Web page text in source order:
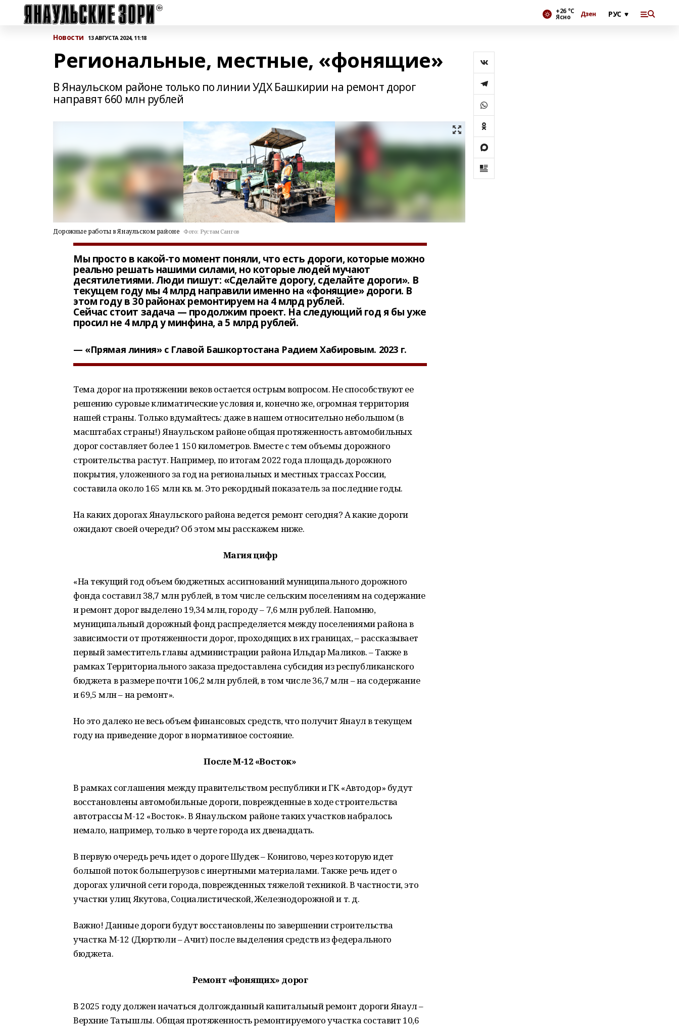
+26 °С
Ясно Дзен
Новости 13 АВГУСТА 2024, 11:18
Региональные, местные, «фонящие»
В Янаульском районе только по линии УДХ Башкирии на ремонт дорог
направят 660 млн рублей
Дорожные работы в Янаульском районе Фото: Рустам Сангов
Мы просто в какой-то момент поняли, что есть дороги, которые можно
реально решать нашими силами, но которые людей мучают
десятилетиями. Люди пишут: «Сделайте дорогу, сделайте дороги». В
текущем году мы 4 млрд направили именно на «фонящие» дороги. В
этом году в 30 районах ремонтируем на 4 млрд рублей.
Сейчас стоит задача — продолжим проект. На следующий год я бы уже
просил не 4 млрд у минфина, а 5 млрд рублей.
«Прямая линия» с Главой Башкортостана Радием Хабировым. 2023 г.
Тема дорог на протяжении веков остается острым вопросом. Не способствуют ее
решению суровые климатические условия и, конечно же, огромная территория
нашей страны. Только вдумайтесь: даже в нашем относительно небольшом (в
масштабах страны!) Янаульском районе общая протяженность автомобильных
дорог составляет более 1 150 километров. Вместе с тем объемы дорожного
строительства растут. Например, по итогам 2022 года площадь дорожного
покрытия, уложенного за год на региональных и местных трассах России,
составила около 165 млн кв. м. Это рекордный показатель за последние годы.
На каких дорогах Янаульского района ведется ремонт сегодня? А какие дороги
ожидают своей очереди? Об этом мы расскажем ниже.
Магия цифр
«На текущий год объем бюджетных ассигнований муниципального дорожного
фонда составил 38,7 млн рублей, в том числе сельским поселениям на содержание
и ремонт дорог выделено 19,34 млн, городу – 7,6 млн рублей. Напомню,
муниципальный дорожный фонд распределяется между поселениями района в
зависимости от протяженности дорог, проходящих в их границах, – рассказывает
первый заместитель главы администрации района Ильдар Маликов. – Также в
рамках Территориального заказа предоставлена субсидия из республиканского
бюджета в размере почти 106,2 млн рублей, в том числе 36,7 млн – на содержание
и 69,5 млн – на ремонт».
Но это далеко не весь объем финансовых средств, что получит Янаул в текущем
году на приведение дорог в нормативное состояние.
После М-12 «Восток»
В рамках соглашения между правительством республики и ГК «Автодор» будут
восстановлены автомобильные дороги, поврежденные в ходе строительства
автотрассы М-12 «Восток». В Янаульском районе таких участков набралось
немало, например, только в черте города их двенадцать.
В первую очередь речь идет о дороге Шудек – Конигово, через которую идет
большой поток большегрузов с инертными материалами. Также речь идет о
дорогах уличной сети города, поврежденных тяжелой техникой. В частности, это
участки улиц Якутова, Социалистической, Железнодорожной и т. д.
Важно! Данные дороги будут восстановлены по завершении строительства
участка М-12 (Дюртюли – Ачит) после выделения средств из федерального
бюджета.
Ремонт «фонящих» дорог
В 2025 году должен начаться долгожданный капитальный ремонт дороги Янаул –
Верхние Татышлы. Общая протяженность ремонтируемого участка составит 10,6